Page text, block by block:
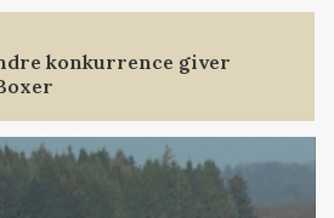
konkurrence giver